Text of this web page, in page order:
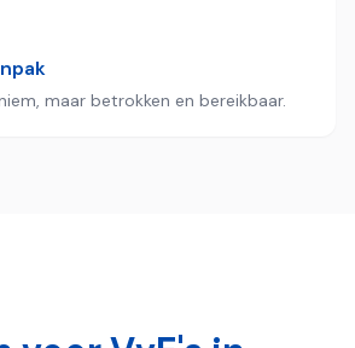
maar betrokken en bereikbaar.